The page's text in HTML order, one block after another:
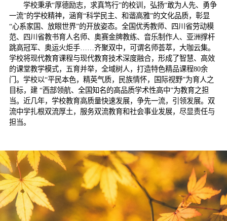
学校秉承“厚德励志，求真笃行”的校训，弘扬“敢为人先、勇争
一流”的学校精神，涵育“科学民主、和谐高雅”的文化品质，彰显
“心系家国、放眼世界”的开放姿态。全国优秀教师、四川省劳动模
范、四川省教书育人名师、奥赛金牌教练、音乐制作人、亚洲撑杆
跳高冠军、奥运火炬手……齐聚双中，可谓名师荟萃，大咖云集。
学校将现代教育课程与现代教育技术深度融合，形成了智慧、高效
的课堂教学模式，五育并举，全域树人，打造特色精品课程80余
门。学校以“平民本色，精英气质，民族情怀，国际视野”为育人之
目标，建 “西部领航、全国知名的高品质学术性高中”为教育之担
当。近几年，学校教育高质量快速发展，争先一流，引领发展。双
流中学扎根双流厚土，服务双流教育和社会事业发展，尽显责任与
担当。